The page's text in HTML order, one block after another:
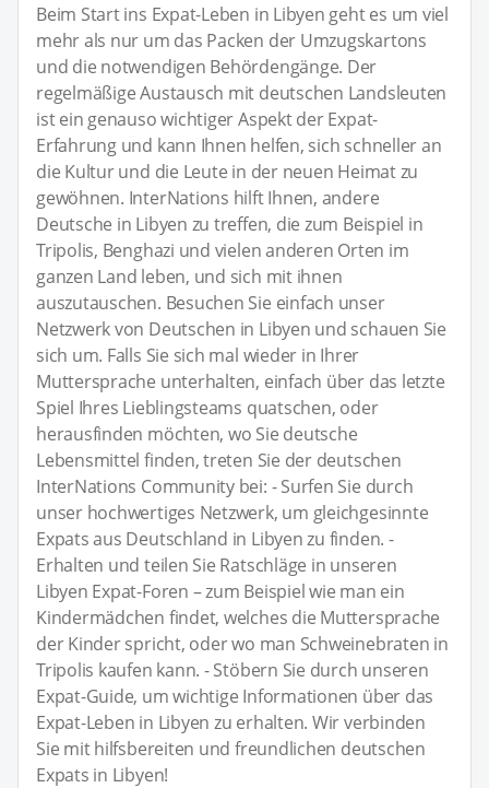
Beim Start ins Expat-Leben in Libyen geht es um viel
mehr als nur um das Packen der Umzugskartons
und die notwendigen Behördengänge. Der
regelmäßige Austausch mit deutschen Landsleuten
ist ein genauso wichtiger Aspekt der Expat-
Erfahrung und kann Ihnen helfen, sich schneller an
die Kultur und die Leute in der neuen Heimat zu
gewöhnen. InterNations hilft Ihnen, andere
Deutsche in Libyen zu treffen, die zum Beispiel in
Tripolis, Benghazi und vielen anderen Orten im
ganzen Land leben, und sich mit ihnen
auszutauschen. Besuchen Sie einfach unser
Netzwerk von Deutschen in Libyen und schauen Sie
sich um. Falls Sie sich mal wieder in Ihrer
Muttersprache unterhalten, einfach über das letzte
Spiel Ihres Lieblingsteams quatschen, oder
herausfinden möchten, wo Sie deutsche
Lebensmittel finden, treten Sie der deutschen
InterNations Community bei: - Surfen Sie durch
unser hochwertiges Netzwerk, um gleichgesinnte
Expats aus Deutschland in Libyen zu finden. -
Erhalten und teilen Sie Ratschläge in unseren
Libyen Expat-Foren – zum Beispiel wie man ein
Kindermädchen findet, welches die Muttersprache
der Kinder spricht, oder wo man Schweinebraten in
Tripolis kaufen kann. - Stöbern Sie durch unseren
Expat-Guide, um wichtige Informationen über das
Expat-Leben in Libyen zu erhalten. Wir verbinden
Sie mit hilfsbereiten und freundlichen deutschen
Expats in Libyen!